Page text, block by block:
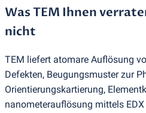
Was TEM Ihnen
nicht
TEM liefert atomare Auflösung
Defekten, Beugungsmuster zur
Orientierungskartierung,
nanometerauflösung mittels